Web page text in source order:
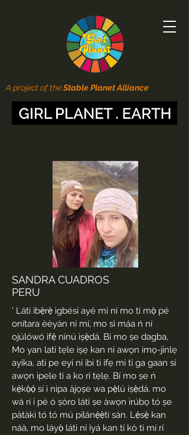
A project of theStable Planet Alliance
SANDRA CUADROS
PERU
’ Láti ìbẹ̀rẹ̀ ìgbésí ayé mi ni mo ti mọ̀ pé
onítara èèyàn ni mí, mo sì máa ń ní
ojúlówó ìfẹ́ nínú ìṣẹ̀dá. Bi mo ṣe dagba,
Mo yan lati tẹle iṣẹ kan ni awọn imọ-jinlẹ
ayika, ati pe eyi ni ibi ti ifẹ mi ti ga gaan si
awọn ipele ti a ko ri tẹlẹ. Bí mo ṣe ń
kẹ́kọ̀ọ́ sí i nípa àjọṣe wa pẹ̀lú ìṣẹ̀dá, mo
wá rí i pé ó ṣòro láti ṣe àwọn ìrúbọ tó ṣe
pàtàkì tó tó mú pílánẹ́ẹ̀tì sàn. Lẹ́sẹ̀ kan
náà, mo láyọ̀ láti ní ìyá kan tí kò tì mí rí